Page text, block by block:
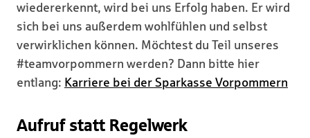
wiedererkennt, wird bei uns Erfolg haben. Er wird
sich bei uns außerdem wohlfühlen und selbst
verwirklichen können. Möchtest du Teil unseres
#teamvorpommern werden? Dann bitte hier
entlang: Karriere bei der Sparkasse Vorpommern
Aufruf statt Regelwerk